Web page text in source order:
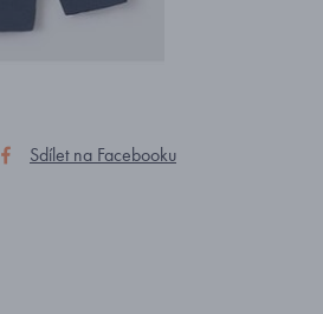
Sdílet na Facebooku